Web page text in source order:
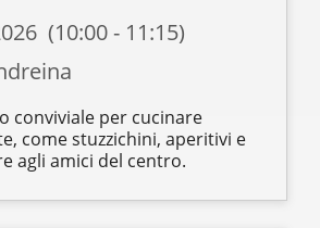
(10:00 - 11:15)
conviviale per cucinare
come stuzzichini, aperitivi e
agli amici del centro.